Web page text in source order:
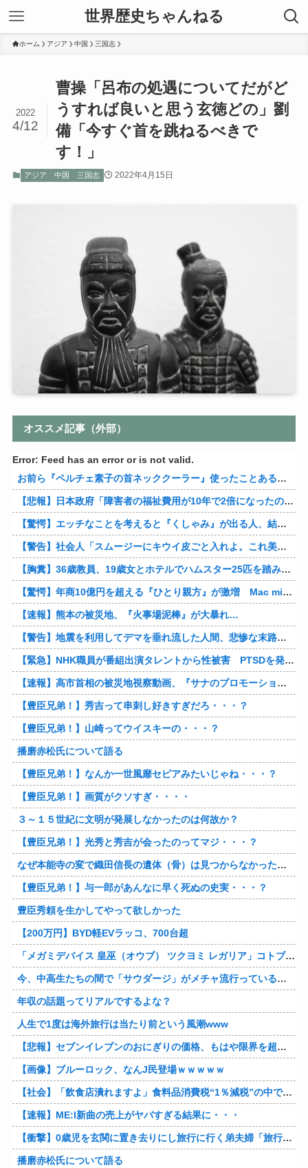
世界歴史ちゃんねる
ホーム アジア 中国 三国志
曹操「呂布の処遇についてだがど
うすれば良いと思う玄徳どの」劉
備「今すぐ首を跳ねるべきで
す！」
2022
4/12
アジア 中国 三国志 2022年4月15日
オススメ記事（外部）
Error: Feed has an error or is not valid.
お前ら『ペルチェ素子の首ネッククーラー』使ったことあるか？
【悲報】日本政府「障害者の福祉費用が10年で2倍になったので抑制します」
【驚愕】エッチなことを考えると『くしゃみ』が出る人、結構いると判明
【警告】社会人「スムージーにキウイ皮ごと入れよ。これ美容にいいんだよね〜」→ 結果…
【胸糞】36歳教員、19歳女とホテルでハムスター25匹を踏み潰すなどして逮捕
【驚愕】年商10億円を超える『ひとり親方』が激増 Mac miniを大量購入しAIを従業員に
【速報】熊本の被災地、『火事場泥棒』が大暴れ…
【警告】地震を利用してデマを垂れ流した人間、悲惨な末路を迎える…
【緊急】NHK職員が番組出演タレントから性被害 PTSDを発症し休職へ
【速報】高市首相の被災地視察動画、『サナのプロモーションビデオ』すぎて炎上
【豊臣兄弟！】秀吉って串刺し好きすぎだろ・・・？
【豊臣兄弟！】山崎ってウイスキーの・・・？
播磨赤松氏について語る
【豊臣兄弟！】なんか一世風靡セピアみたいじゃね・・・？
【豊臣兄弟！】画質がクソすぎ・・・・
３～１５世紀に文明が発展しなかったのは何故か？
【豊臣兄弟！】光秀と秀吉が会ったのってマジ・・・？
なぜ本能寺の変で織田信長の遺体（骨）は見つからなかったのか
【豊臣兄弟！】与一郎があんなに早く死ぬの史実・・・？
豊臣秀頼を生かしてやって欲しかった
【200万円】BYD軽EVラッコ、700台超
「メガミデバイス 皇巫（オウブ） ツクヨミ レガリア」コトブキヤデビュー…
今、中高生たちの間で「サウダージ」がメチャ流行っているらしい
年収の話題ってリアルでするよな？
人生で1度は海外旅行は当たり前という風潮www
【悲報】セブンイレブンのおにぎりの価格、もはや限界を超える
【画像】ブルーロック、なんJ民登場ｗｗｗｗｗ
【社会】「飲食店潰れますよ」食料品消費税“1％減税”の中で上がる懸念 外食は10％で“9％”差に…一方で対象の弁当店でも悲痛な声「値下げできない…」
【速報】ME:I新曲の売上がヤバすぎる結果に・・・
【衝撃】0歳児を玄関に置き去りにし旅行に行く弟夫婦「旅行中、1ヶ月世話しろw」18年後に返せと言われ「お前らの子供、捨てたよ?」「は!?」
播磨赤松氏について語る